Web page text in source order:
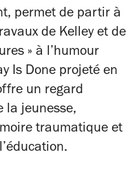
permet de partir à
de Kelley et de
» à l’humour
Is Done projeté en
un regard
la jeunesse,
traumatique et